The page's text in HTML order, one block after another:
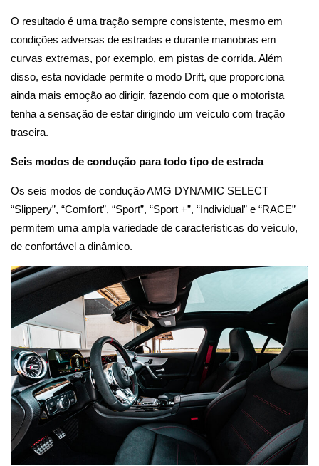
O resultado é uma tração sempre consistente, mesmo em
condições adversas de estradas e durante manobras em
curvas extremas, por exemplo, em pistas de corrida. Além
disso, esta novidade permite o modo Drift, que proporciona
ainda mais emoção ao dirigir, fazendo com que o motorista
tenha a sensação de estar dirigindo um veículo com tração
traseira.
Seis modos de condução para todo tipo de estrada
Os seis modos de condução AMG DYNAMIC SELECT
“Slippery”, “Comfort”, “Sport”, “Sport +”, “Individual” e “RACE”
permitem uma ampla variedade de características do veículo,
de confortável a dinâmico.